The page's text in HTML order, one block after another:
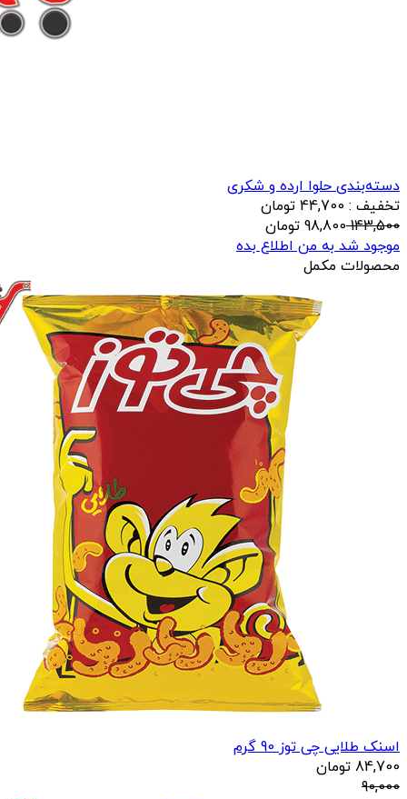
دسته‌بندی حلوا ارده و شکری
تخفیف : 44,700 تومان
143,500
98,800 تومان
موجود شد به من اطلاع بده
محصولات مکمل
اسنک طلایی چی توز 90 گرم
84,700 تومان
90,000